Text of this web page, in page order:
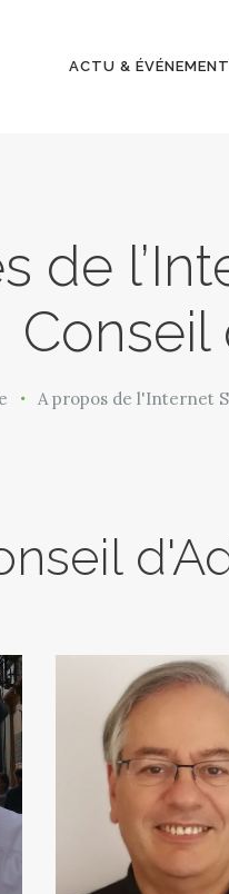
ACTU &
de
Conseil
A propos de l'Internet
A